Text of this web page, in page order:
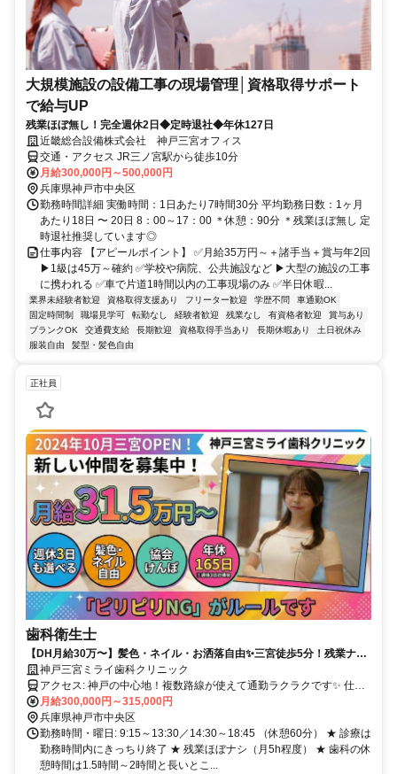
大規模施設の設備工事の現場管理│資格取得サポート
で給与UP
残業ほぼ無し！完全週休2日◆定時退社◆年休127日
近畿総合設備株式会社 神戸三宮オフィス
交通・アクセス JR三ノ宮駅から徒歩10分
月給300,000円～500,000円
兵庫県神戸市中央区
勤務時間詳細 実働時間：1日あたり7時間30分 平均勤務日数：1ヶ月
あたり18日 〜 20日 8：00～17：00 ＊休憩：90分 ＊残業ほぼ無し 定
時退社推奨しています◎
仕事内容 【アピールポイント】 ✅月給35万円～＋諸手当＋賞与年2回
▶1級は45万～確約 ✅学校や病院、公共施設など ▶大型の施設の工事
に携われる ✅車で片道1時間以内の工事現場のみ ✅半日休暇...
業界未経験者歓迎 資格取得支援あり フリーター歓迎 学歴不問
車通勤OK
固定時間制
職場見学可 転勤なし 経験者歓迎 残業なし 有資格者歓迎
賞与あり
ブランクOK
交通費支給 長期歓迎 資格取得手当あり 長期休暇あり
土日祝休み
服装自由
髪型・髪色自由
正社員
歯科衛生士
【DH月給30万〜】髪色・ネイル・お洒落自由✨三宮徒歩5分！残業ナシ
×朝礼・終礼ナシの「ピリピリNG」宣言✨人間関係の悩みを卒業できる
新しいクリニックです。
神戸三宮ミライ歯科クリニック
アクセス: 神戸の中心地！複数路線が使えて通勤ラクラクです✨ 仕事
終わりのショッピングやカフェ巡りにも最高の立地！ ・JR神戸線
「三ノ宮駅」より徒歩5分 ・阪急電鉄神戸線「神戸三宮駅」より徒歩
5分 ・阪神電鉄本線「神戸三宮駅」より徒歩5分 ・Osaka Metro（地
下鉄）西神・山手線「三宮駅」より徒歩5分 ・Osaka Metro（地下
鉄）海岸線「三宮・花時計前駅」より徒歩5分 ・神戸新交通ポートア
月給300,000円～315,000円
兵庫県神戸市中央区
勤務時間・曜日: 9:15～13:30／14:30～18:45 （休憩60分） ★ 診療は
勤務時間内にきっちり終了 ★ 残業ほぼナシ（月5h程度） ★ 歯科の休
憩時間は1.5時間～2時間と長いとこ...